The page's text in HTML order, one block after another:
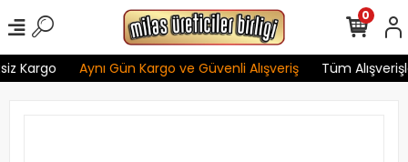
Kargo Aynı Gün Kargo ve Güvenli Alışveriş Tüm
0